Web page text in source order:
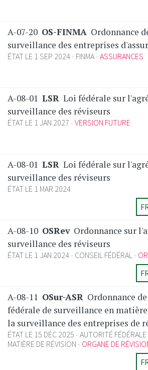
A-07-20 OS-FINMA Ordonnance
surveillance des entreprises
ÉTAT LE 1 SEP 2024 FINMA ASSURANCES
A-08-01 LSR Loi fédérale sur
surveillance des réviseurs
ÉTAT LE 1 JAN 2027 VERSION FUTURE
A-08-01 LSR Loi fédérale sur
surveillance des réviseurs
ÉTAT LE 1 MAR 2024
A-08-10 OSRev Ordonnance sur
surveillance des réviseurs
ÉTAT LE 1 JAN 2024 CONSEIL FÉDÉRAL
A-08-11 OSur-ASR Ordonnance
fédérale de surveillance en
la surveillance des entreprises de
ÉTAT LE 15 DÉC 2025 AUTORITÉ
MATIÈRE DE RÉVISION
ORGANE DE